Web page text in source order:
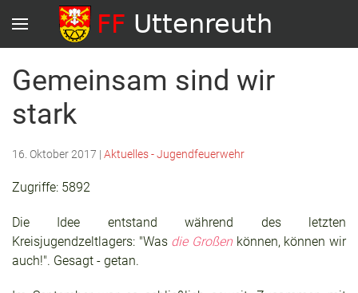
Gemeinsam sind wir
stark
16. Oktober 2017 | Aktuelles - Jugendfeuerwehr
Zugriffe: 5892
Die Idee entstand während des letzten
Kreisjugendzeltlagers: "Was die Großen können, können wir
auch!". Gesagt - getan.